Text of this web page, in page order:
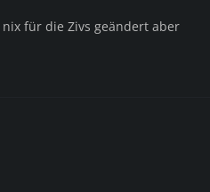
für die Zivs geändert aber